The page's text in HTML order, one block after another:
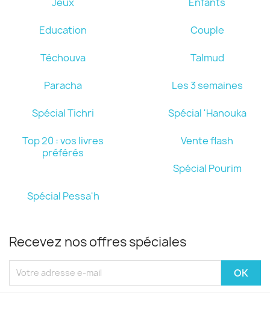
Education Couple
Téchouva Talmud
Paracha Les 3 semaines
Spécial Tichri Spécial 'Hanouka
Top 20 : vos livres
préférés
Vente flash
Spécial Pourim
Spécial Pessa'h
Recevez nos offres spéciales